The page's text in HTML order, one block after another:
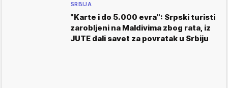
SRBIJA
"Karte i do 5.000 evra": Srpski turisti
zarobljeni na Maldivima zbog rata, iz
JUTE dali savet za povratak u Srbiju